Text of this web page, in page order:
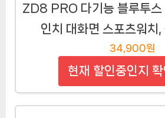
ZD8 PRO 다기능 블루투
인치 대화면 스포츠워치,
34,900원
현재 할인중인지 확